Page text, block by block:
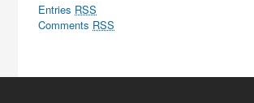
Entries RSS
Comments RSS